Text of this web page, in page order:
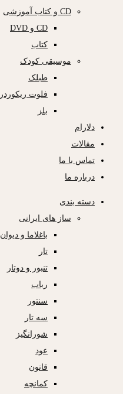
CD و کتاب آموزشی
CD و DVD
کتاب
موسیقی کودک
طبلک
فلوت ریکوردر
بلز
دلارام
مقالات
تماس با ما
درباره ما
دسته بندی
ساز های ایرانی
باغلاما و دیوان
تار
تنبور و دوتار
رباب
سنتور
سه تار
شورانگیز
عود
قانون
کمانچه